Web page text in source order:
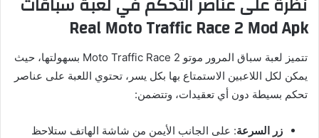
Real Moto Traffic Race 2 Mod Apk
تتميز لعبة سباق المرور موتو Moto Traffic Race 2 بسهولتها، حيث
يمكن لكل اللاعبين الاستمتاع بها بكل يسر، تحتوي اللعبة على عناصر
تحكم بسيطة دون أي تعقيدات، وتتضمن:
زر السرعة: على الجانب الأيمن من شاشة الهاتف ستلاحظ